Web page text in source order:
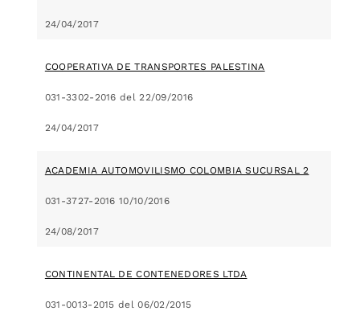
24/04/2017
COOPERATIVA DE TRANSPORTES PALESTINA
031-3302-2016 del 22/09/2016
24/04/2017
ACADEMIA AUTOMOVILISMO COLOMBIA SUCURSAL 2
031-3727-2016 10/10/2016
24/08/2017
CONTINENTAL DE CONTENEDORES LTDA
031-0013-2015 del 06/02/2015